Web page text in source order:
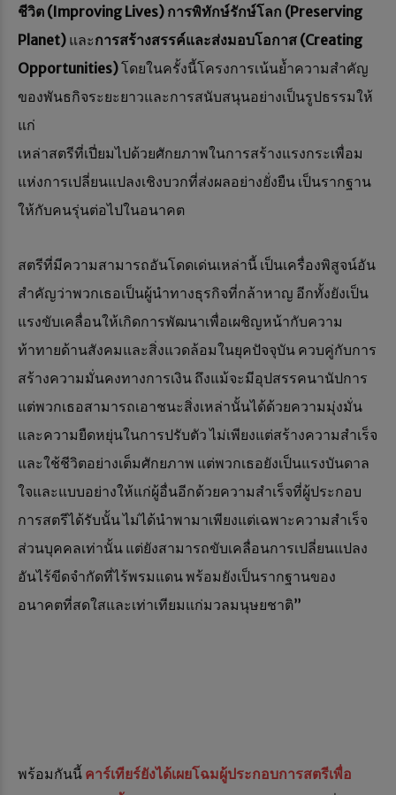
ชีวิต (Improving Lives) การพิทักษ์รักษ์โลก (Preserving
Planet) และการสร้างสรรค์และส่งมอบโอกาส (Creating
Opportunities)โดยในครั้งนี้โครงการเน้นย้ำความสำคัญ
ของพันธกิจระยะยาวและการสนับสนุนอย่างเป็นรูปธรรมให้
แก่
เหล่าสตรีที่เปี่ยมไปด้วยศักยภาพในการสร้างแรงกระเพื่อม
แห่งการเปลี่ยนแปลงเชิงบวกที่ส่งผลอย่างยั่งยืน เป็นรากฐาน
ให้กับคนรุ่นต่อไปในอนาคต
สตรีที่มีความสามารถอันโดดเด่นเหล่านี้ เป็นเครื่องพิสูจน์อัน
สำคัญว่าพวกเธอเป็นผู้นำทางธุรกิจที่กล้าหาญ อีกทั้งยังเป็น
แรงขับเคลื่อนให้เกิดการพัฒนาเพื่อเผชิญหน้ากับความ
ท้าทายด้านสังคมและสิ่งแวดล้อมในยุคปัจจุบัน ควบคู่กับการ
สร้างความมั่นคงทางการเงิน ถึงแม้จะมีอุปสรรคนานัปการ
แต่พวกเธอสามารถเอาชนะสิ่งเหล่านั้นได้ด้วยความมุ่งมั่น
และความยืดหยุ่นในการปรับตัว ไม่เพียงแต่สร้างความสำเร็จ
และใช้ชีวิตอย่างเต็มศักยภาพ แต่พวกเธอยังเป็นแรงบันดาล
ใจและแบบอย่างให้แก่ผู้อื่นอีกด้วยความสำเร็จที่ผู้ประกอบ
การสตรีได้รับนั้น ไม่ได้นำพามาเพียงแต่เฉพาะความสำเร็จ
ส่วนบุคคลเท่านั้น แต่ยังสามารถขับเคลื่อนการเปลี่ยนแปลง
อันไร้ขีดจำกัดที่ไร้พรมแดน พร้อมยังเป็นรากฐานของ
อนาคตที่สดใสและเท่าเทียมแก่มวลมนุษยชาติ”
พร้อมกันนี้ คาร์เทียร์ยังได้เผยโฉมผู้ประกอบการสตรีเพื่อ